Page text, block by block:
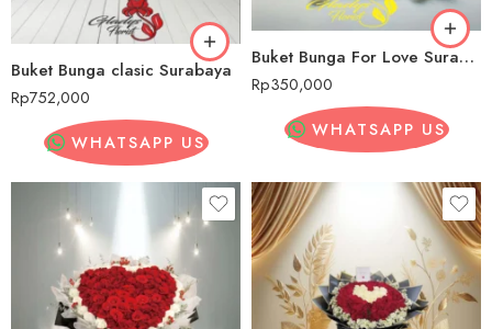
Buket Bunga clasic Surabaya
Rp752,000
WHATSAPP US
Buket Bunga For Love Surabaya
Rp350,000
WHATSAPP US